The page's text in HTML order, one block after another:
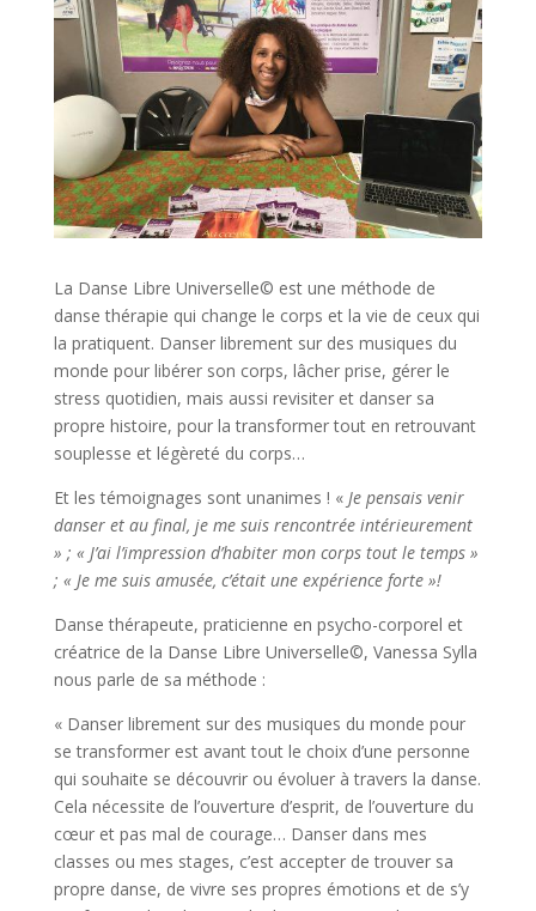
La Danse Libre Universelle© est une méthode de
danse thérapie qui change le corps et la vie de ceux qui
la pratiquent. Danser librement sur des musiques du
monde pour libérer son corps, lâcher prise, gérer le
stress quotidien, mais aussi revisiter et danser sa
propre histoire, pour la transformer tout en retrouvant
souplesse et légèreté du corps…
Et les témoignages sont unanimes ! « Je pensais venir
danser et au final, je me suis rencontrée intérieurement
» ; « J’ai l’impression d’habiter mon corps tout le temps »
; « Je me suis amusée, c’était une expérience forte »!
Danse thérapeute, praticienne en psycho-corporel et
créatrice de la Danse Libre Universelle©, Vanessa Sylla
nous parle de sa méthode :
« Danser librement sur des musiques du monde pour
se transformer est avant tout le choix d’une personne
qui souhaite se découvrir ou évoluer à travers la danse.
Cela nécessite de l’ouverture d’esprit, de l’ouverture du
cœur et pas mal de courage… Danser dans mes
classes ou mes stages, c’est accepter de trouver sa
propre danse, de vivre ses propres émotions et de s’y